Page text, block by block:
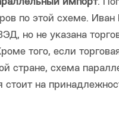
импорт.
по этой схеме.
но не указана
того, если
стране, схема
стоит на